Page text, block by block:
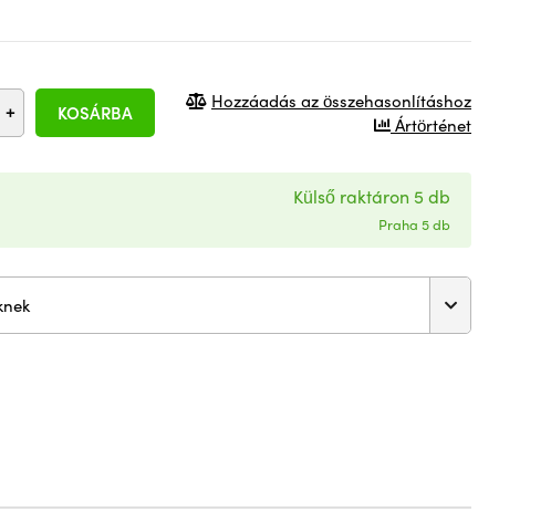
+ KOSÁRBA
Hozzáadás az összehasonlításhoz
Ártörténet
Külső raktáron 5 db
Praha 5 db